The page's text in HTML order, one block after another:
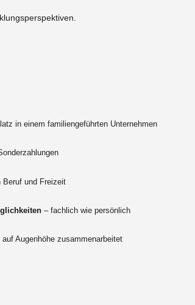
.
in einem familiengeführten Unternehmen
Beruf und Freizeit
– fachlich wie persönlich
Augenhöhe zusammenarbeitet